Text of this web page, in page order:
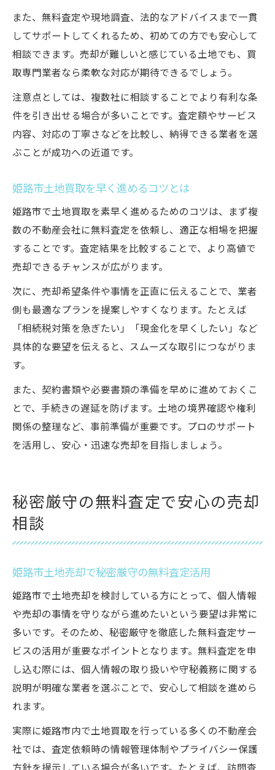
また、無料査定や現地調査、法的なアドバイスまで一貫
してサポートしてくれるため、初めての方でも安心して
相談できます。売却が難しいと感じている土地でも、買
取専門業者なら柔軟な対応が期待できるでしょう。
注意点としては、複数社に相談することでより有利な条
件を引き出せる場合が多いことです。査定額やサービス
内容、対応の丁寧さなどを比較し、納得できる業者を選
ぶことが成功への近道です。
姫路市土地買取を早く進めるコツとは
姫路市で土地買取を素早く進めるためのコツは、まず複
数の不動産会社に無料査定を依頼し、適正な相場を把握
することです。査定結果を比較することで、より高値で
売却できるチャンスが広がります。
次に、売却希望条件や事情を正直に伝えることで、業者
側も最適なプランを提案しやすくなります。たとえば
「相続税対策を急ぎたい」「現金化を早くしたい」など
具体的な要望を伝えると、スムーズな取引につながりま
す。
また、契約書類や必要書類の準備を早めに進めておくこ
とで、手続きの遅延を防げます。土地の境界確認や権利
関係の整理など、事前準備が重要です。プロのサポート
を活用し、安心・迅速な売却を目指しましょう。
秘密厳守の無料査定で安心の売却
相談
姫路市土地売却で秘密厳守の無料査定活用
姫路市で土地売却を検討している方にとって、個人情報
や売却の事情を守りながら進めたいという要望は非常に
多いです。そのため、秘密厳守を徹底した無料査定サー
ビスの活用が重要なポイントとなります。無料査定を申
し込む際には、個人情報の取り扱いや守秘義務に関する
説明が明確な業者を選ぶことで、安心して相談を進めら
れます。
実際に姫路市内で土地買取を行っている多くの不動産会
社では、査定依頼時の情報管理体制やプライバシー保護